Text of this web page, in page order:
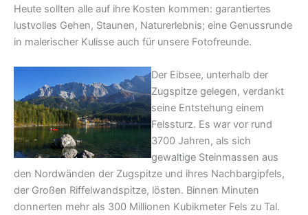
Heute sollten alle auf ihre Kosten kommen: garantiertes
lustvolles Gehen, Staunen, Naturerlebnis; eine Genussrunde
in malerischer Kulisse auch für unsere Fotofreunde.
Der Eibsee, unterhalb der
Zugspitze gelegen, verdankt
seine Entstehung einem
Felssturz. Es war vor rund
3700 Jahren, als sich
gewaltige Steinmassen aus
den Nordwänden der Zugspitze und ihres Nachbargipfels,
der Großen Riffelwandspitze, lösten. Binnen Minuten
donnerten mehr als 300 Millionen Kubikmeter Fels zu Tal.